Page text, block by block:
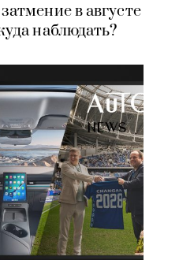
в августе
наблюдать?